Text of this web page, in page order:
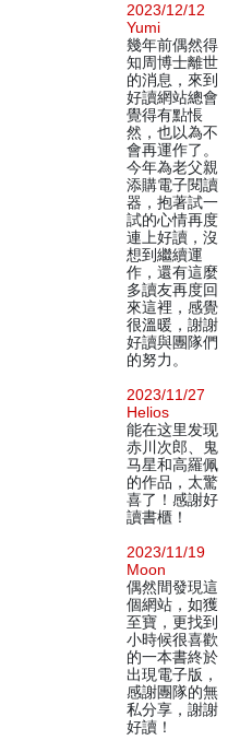
2023/12/12
Yumi
幾年前偶然得
知周博士離世
的消息，來到
好讀網站總會
覺得有點悵
然，也以為不
會再運作了。
今年為老父親
添購電子閱讀
器，抱著試一
試的心情再度
連上好讀，沒
想到繼續運
作，還有這麼
多讀友再度回
來這裡，感覺
很溫暖，謝謝
好讀與團隊們
的努力。
2023/11/27
Helios
能在这里发现
赤川次郎、鬼
马星和高羅佩
的作品，太驚
喜了！感謝好
讀書櫃！
2023/11/19
Moon
偶然間發現這
個網站，如獲
至寶，更找到
小時候很喜歡
的一本書終於
出現電子版，
感謝團隊的無
私分享，謝謝
好讀！